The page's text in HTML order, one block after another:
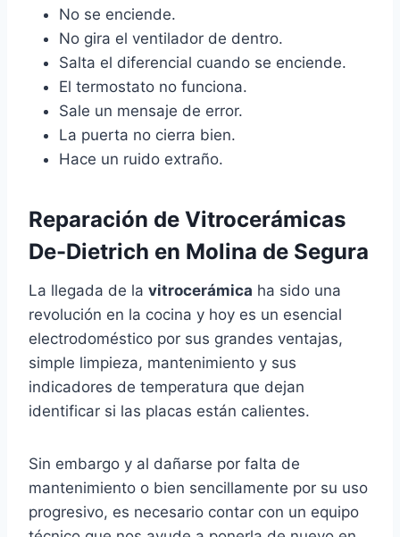
No se enciende.
No gira el ventilador de dentro.
Salta el diferencial cuando se enciende.
El termostato no funciona.
Sale un mensaje de error.
La puerta no cierra bien.
Hace un ruido extraño.
Reparación de Vitrocerámicas
De-Dietrich en Molina de Segura
La llegada de la vitrocerámica ha sido una
revolución en la cocina y hoy es un esencial
electrodoméstico por sus grandes ventajas,
simple limpieza, mantenimiento y sus
indicadores de temperatura que dejan
identificar si las placas están calientes.
Sin embargo y al dañarse por falta de
mantenimiento o bien sencillamente por su uso
progresivo, es necesario contar con un equipo